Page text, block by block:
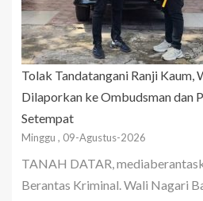
Tolak Tandatangani Ranji Kaum,
Dilaporkan ke Ombudsman dan
Setempat
Minggu , 09-Agustus-2026
TANAH DATAR,
Berantas Kriminal. Wali Nagari